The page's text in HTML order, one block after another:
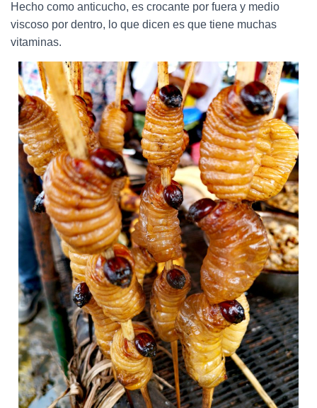
Hecho como anticucho, es crocante por fuera y medio
viscoso por dentro, lo que dicen es que tiene muchas
vitaminas.